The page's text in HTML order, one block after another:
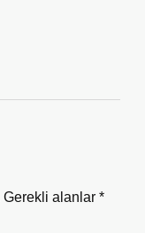
Gerekli alanlar *